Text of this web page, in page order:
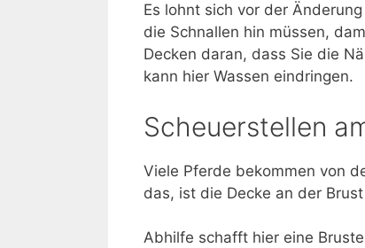
Es lohnt sich vor der
die Schnallen hin müssen,
Decken daran, dass Sie die
kann hier Wassen eindringen.
Scheuerstellen
Viele Pferde bekommen von
das, ist die Decke an der
Abhilfe schafft hier eine